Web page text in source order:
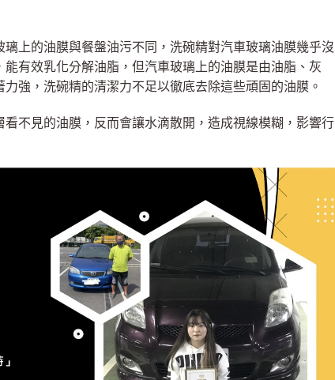
上的油膜與餐盤油污不同，洗碗精對汽車玻璃油膜幾乎沒
有效乳化分解油脂，但汽車玻璃上的油膜是由油脂、灰
強，洗碗精的清潔力不足以徹底去除這些頑固的油膜。
不見的油膜，反而會讓水滴散開，造成視線模糊，影響行